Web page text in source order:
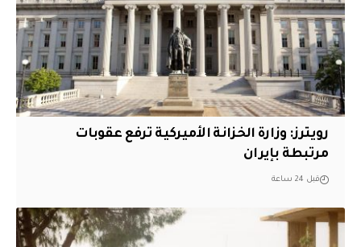
‏رويترز: وزارة الخزانة الأميركية ترفع عقوبات
مرتبطة بإيران
قبل 24 ساعة